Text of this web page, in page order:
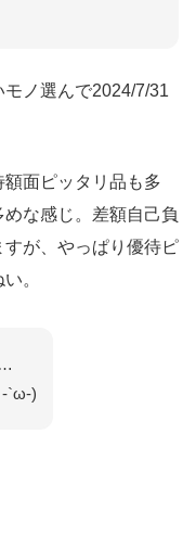
ノ選んで2024/7/31
面ピッタリ品も多
な感じ。差額自己負
が、やっぱり優待ピ
。
`ω-)